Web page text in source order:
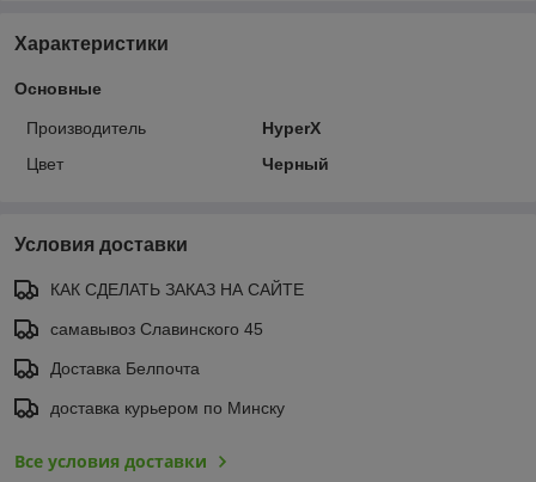
Характеристики
Основные
Производитель
HyperX
Цвет
Черный
Условия доставки
КАК СДЕЛАТЬ ЗАКАЗ НА САЙТЕ
самавывоз Славинского 45
Доставка Белпочта
доставка курьером по Минску
Все условия доставки